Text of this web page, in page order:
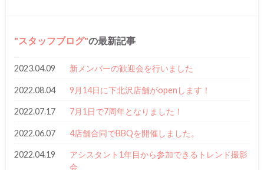
スタッフブログ の最新記事
2023.04.09 新メンバーの歓迎会を行いました
2022.08.04 9月14日に下北沢店舗がopenします！
2022.07.17 7月1日で7周年となりました！
2022.06.07 4店舗合同でBBQを開催しました。
2022.04.19
アシスタント1年目から参加できるトレンド撮影
会